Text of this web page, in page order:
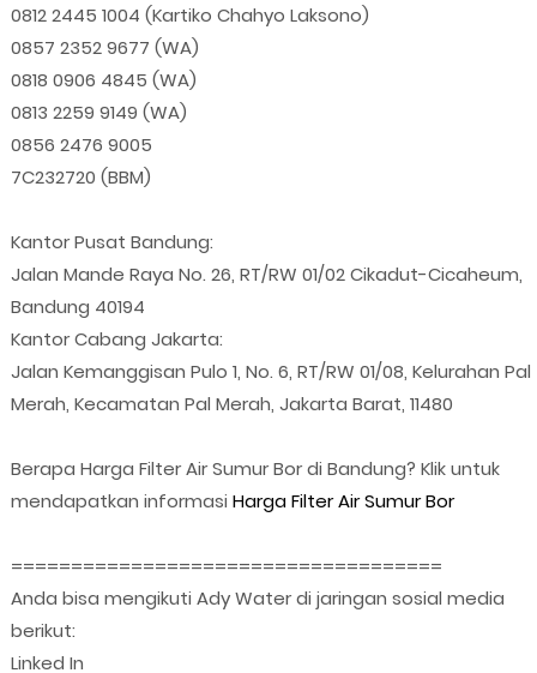
0812 2445 1004 (Kartiko Chahyo Laksono)
0857 2352 9677 (WA)
0818 0906 4845 (WA)
0813 2259 9149 (WA)
0856 2476 9005
7C232720 (BBM)
Kantor Pusat Bandung:
Jalan Mande Raya No. 26, RT/RW 01/02 Cikadut-Cicaheum,
Bandung 40194
Kantor Cabang Jakarta:
Jalan Kemanggisan Pulo 1, No. 6, RT/RW 01/08, Kelurahan Pal
Merah, Kecamatan Pal Merah, Jakarta Barat, 11480
Berapa Harga Filter Air Sumur Bor di Bandung? Klik untuk
mendapatkan informasi Harga Filter Air Sumur Bor
====================================
Anda bisa mengikuti Ady Water di jaringan sosial media
berikut:
Linked In